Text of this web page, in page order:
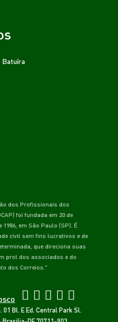
Batuíra
dos Profissionais dos
foi fundada em 20 de
1986, em São Paulo (SP). É
civil sem fins lucrativos e de
que direciona suas
prol dos associados e do
dos Correios."
01 Bl. E Ed. Central Park Sl.